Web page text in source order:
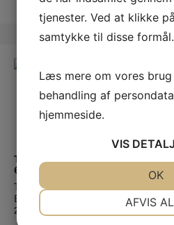
TOP KORT 3/8″ X 11MM.
6KT.
Top kort 3/8" x 11mm. 6 kt.
EasyDrive. Længde:
28mm...
tjenester. Ved at klikke
samtykke til disse formål.
Læs mere om vores
behandling af
hjemmeside.
VIS
AFVIS
OK